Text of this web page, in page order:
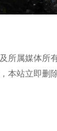
所属媒体所
本站立即删